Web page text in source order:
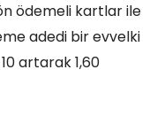
ödemeli kartlar ile
adedi bir evvelki
artarak 1,60